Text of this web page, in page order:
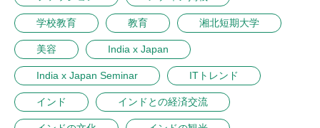
学校教育 教育 湘北短期大学
美容 India x Japan
India x Japan Seminar ITトレンド
インド インドとの経済交流